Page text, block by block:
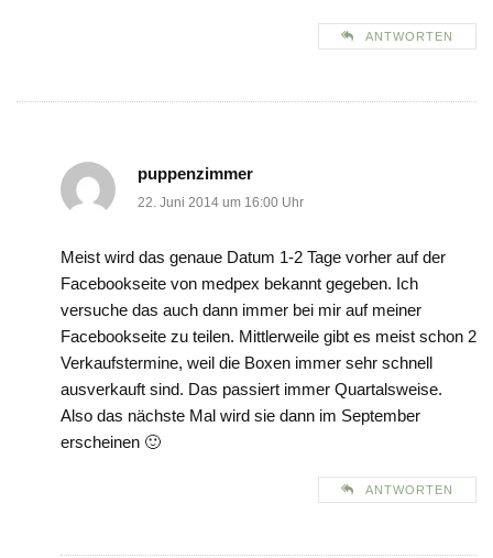
ANTWORTEN
puppenzimmer
22. Juni 2014 um 16:00 Uhr
Meist wird das genaue Datum 1-2 Tage vorher auf der
Facebookseite von medpex bekannt gegeben. Ich
versuche das auch dann immer bei mir auf meiner
Facebookseite zu teilen. Mittlerweile gibt es meist schon 2
Verkaufstermine, weil die Boxen immer sehr schnell
ausverkauft sind. Das passiert immer Quartalsweise.
Also das nächste Mal wird sie dann im September
erscheinen 🙂
ANTWORTEN